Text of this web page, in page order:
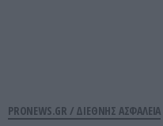
PRONEWS.GR / ΔΙΕΘΝΗΣ ΑΣΦΑΛΕΙΑ